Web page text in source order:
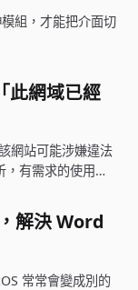
組，才能把介面切
此網域已經
網站可能涉嫌違法
有需求的使用者
解決 Word
常常會變成別的